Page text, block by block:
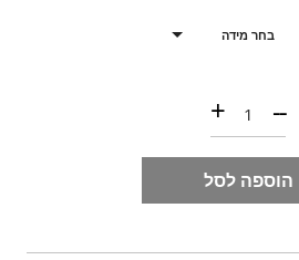
בחר מידה
כמות של StepliteX SolidGrip (מגן) ירוק --
+
הוספה לסל